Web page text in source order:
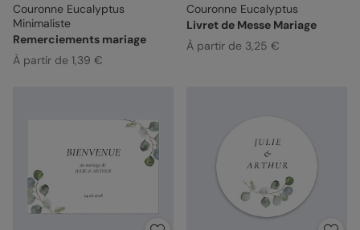
Couronne Eucalyptus
Minimaliste
Remerciements mariage
À partir de 1,39 €
Couronne Eucalyptus
Livret de Messe Mariage
À partir de 3,25 €